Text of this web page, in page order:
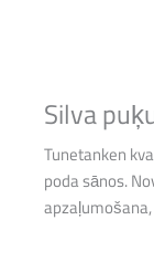
Silva
Tunetanken
poda sānos.